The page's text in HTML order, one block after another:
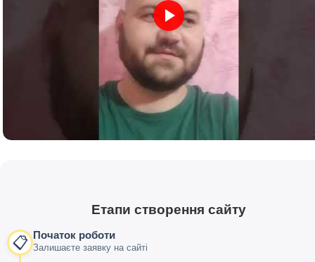
Етапи створення сайту
📋 Початок роботи
Залишаєте заявку на сайті